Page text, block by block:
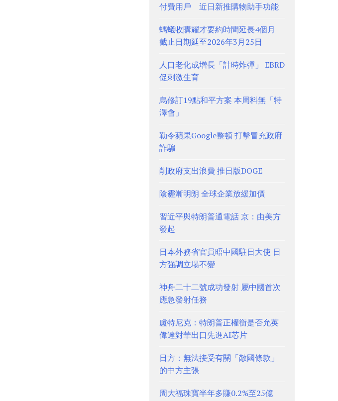
付費用戶 近日新推購物助手功能
螞蟻收購耀才要約時間延長4個月
截止日期延至2026年3月25日
人口老化成增長「計時炸彈」 EBRD
促刺激生育
烏修訂19點和平方案 本周料無「特
澤會」
勒令蘋果Google整頓 打擊冒充政府
詐騙
削政府支出浪費 推日版DOGE
陰霾漸明朗 全球企業放緩加價
習近平與特朗普通電話 京：由美方
發起
日本外務省官員晤中國駐日大使 日
方強調立場不變
神舟二十二號成功發射 屬中國首次
應急發射任務
盧特尼克：特朗普正權衡是否允英
偉達對華出口先進AI芯片
日方：無法接受有關「敵國條款」
的中方主張
周大福珠寶半年多賺0.2%至25億